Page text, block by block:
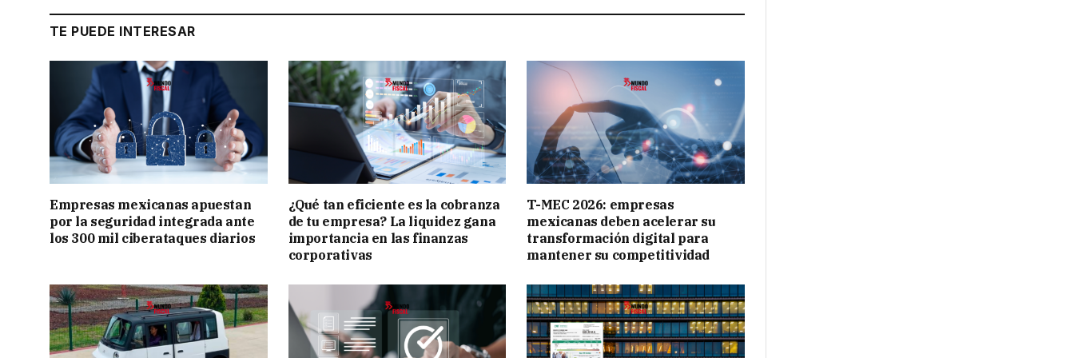
TE PUEDE INTERESAR
Empresas mexicanas apuestan
por la seguridad integrada ante
los 300 mil ciberataques diarios
¿Qué tan eficiente es la cobranza
de tu empresa? La liquidez gana
importancia en las finanzas
corporativas
T-MEC 2026: empresas
mexicanas deben acelerar su
transformación digital para
mantener su competitividad